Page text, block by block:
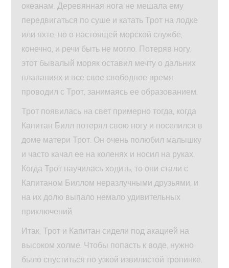
океанам. Деревянная нога не мешала ему
передвигаться по суше и катать Трот на лодке
или яхте, но о настоящей морской службе,
конечно, и речи быть не могло. Потеряв ногу,
этот бывалый моряк оставил мечту о дальних
плаваниях и все свое свободное время
проводил с Трот, занимаясь ее образованием.
Трот появилась на свет примерно тогда, когда
Капитан Билл потерял свою ногу и поселился в
доме матери Трот. Он очень полюбил малышку
и часто качал ее на коленях и носил на руках.
Когда Трот научилась ходить, то они стали с
Капитаном Биллом неразлучными друзьями, и
на их долю выпало немало удивительных
приключений.
Итак, Трот и Капитан сидели под акацией на
высоком холме. Чтобы попасть к воде, нужно
было спуститься по узкой извилистой тропинке.